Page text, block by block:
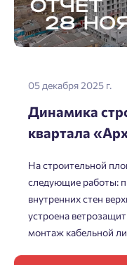
05 декабря 2025 г.
Динамика
квартала
На строительной
следующие работы:
внутренних стен
устроена
монтаж кабельной